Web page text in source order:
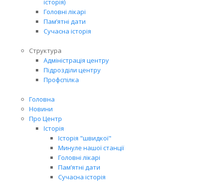
історія)
Головні лікарі
Пам’ятні дати
Сучасна історія
Структура
Адміністрація центру
Підрозділи центру
Профспілка
Головна
Новини
Про Центр
Історія
Історія "швидкої"
Минуле нашої станції
Головні лікарі
Пам’ятні дати
Сучасна історія